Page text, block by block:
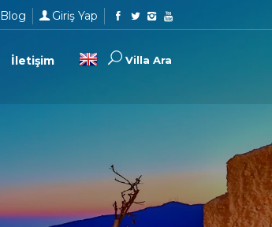
Blog Giriş Yap
İletişim Villa Ara